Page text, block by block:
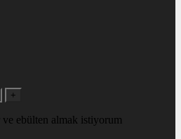
+
ebülten almak istiyorum